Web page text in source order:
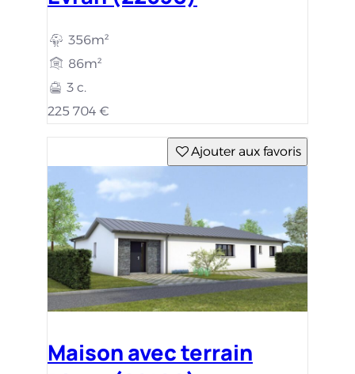
356m²
86m²
3 c.
225 704 €
Ajouter aux favoris
Maison avec terrain